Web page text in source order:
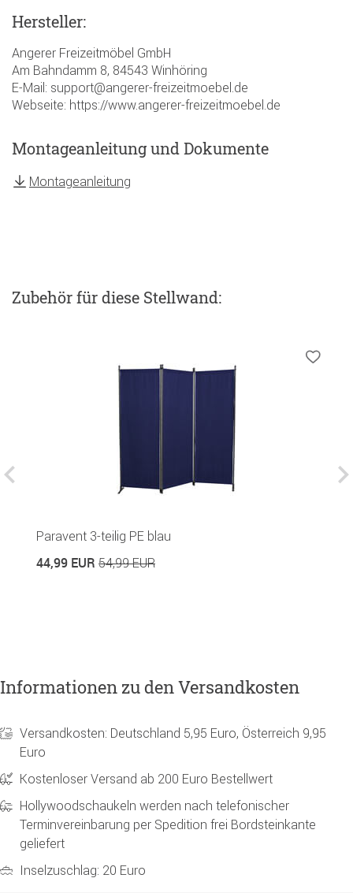
Hersteller:
Angerer Freizeitmöbel GmbH
Am Bahndamm 8, 84543 Winhöring
E-Mail: support@angerer-freizeitmoebel.de
Webseite: https://www.angerer-freizeitmoebel.de
Montageanleitung und Dokumente
Montageanleitung
Zubehörfür diese Stellwand:
Paravent 3-teilig PE blau
44,99 EUR 54,99 EUR
Informationen zu den Versandkosten
Versandkosten: Deutschland 5,95 Euro, Österreich 9,95
Euro
Kostenloser Versand ab 200 Euro Bestellwert
Hollywoodschaukeln werden nach telefonischer
Terminvereinbarung per Spedition frei Bordsteinkante
geliefert
Inselzuschlag: 20 Euro